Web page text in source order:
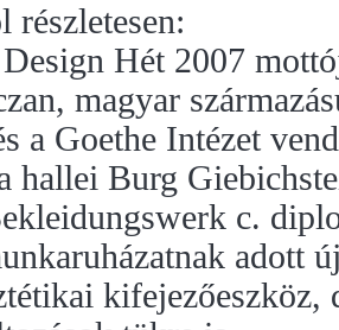
részletesen:
Hét 2007
magyar
a Goethe Intézet
hallei Burg
c.
adott
kifejezőeszköz,